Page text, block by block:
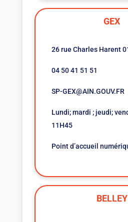
GEX
26 rue Charles Harent
04 50 41 51 51
SP-GEX@AIN.GOUV.FR
Lundi; mardi ; jeudi;
11H45
Point d’accueil
BELLEY